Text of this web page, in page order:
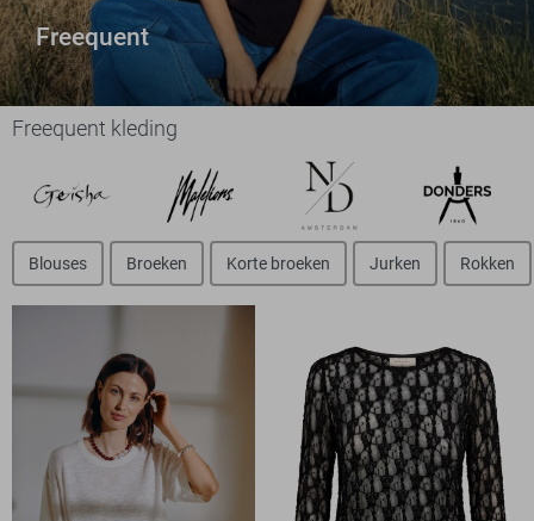
Freequent
Freequent kleding
Blouses Broeken Korte broeken Jurken Rokken